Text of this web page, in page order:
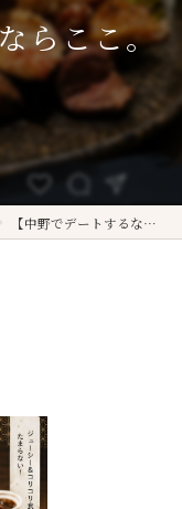
らここ。
【中野でデートするならここ。